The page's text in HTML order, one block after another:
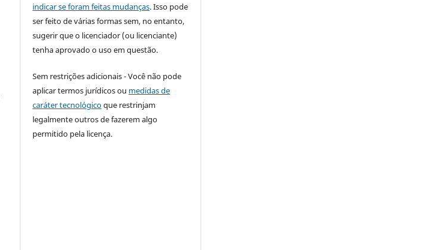
indicar se foram feitas mudanças. Isso pode
ser feito de várias formas sem, no entanto,
sugerir que o licenciador (ou licenciante)
tenha aprovado o uso em questão.
Sem restrições adicionais - Você não pode
aplicar termos jurídicos ou medidas de
caráter tecnológicoque restrinjam
legalmente outros de fazerem algo
permitido pela licença.